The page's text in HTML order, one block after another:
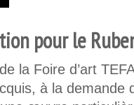
pour le
la Foire d’art
à la demande